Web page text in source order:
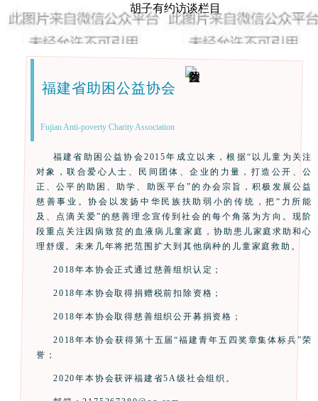
胡子有约访谈栏目
福建省助困公益协会
Fujian Anti-poverty Charity Association
福建省助困公益协会2015年成立以来，根据“以儿童为关注
对象，联合爱心人士、民间团体、企业的力量，打造公开、公
正、公平的助困、助学、助医平台”的办会宗旨，积极发展公益
慈善事业。协会以发扬中华民族扶助弱小的传统，把“力所能
及、点滴关爱”的慈善理念宣传到社会的每个角落为方向。现阶
段重点关注因病致贫的血液病儿童家庭，协助患儿家庭求助和心
理舒缓。未来几年将把范围扩大到其他病种的儿童家庭救助。
2018年本协会正式通过慈善组织认定；
2018年本协会取得捐赠税前扣除资格；
2018年本协会取得慈善组织公开募捐资格；
2018年本协会获得第十五届“福建青年五四奖章集体标兵”荣
誉；
2020年本协会获评福建省5A级社会组织。